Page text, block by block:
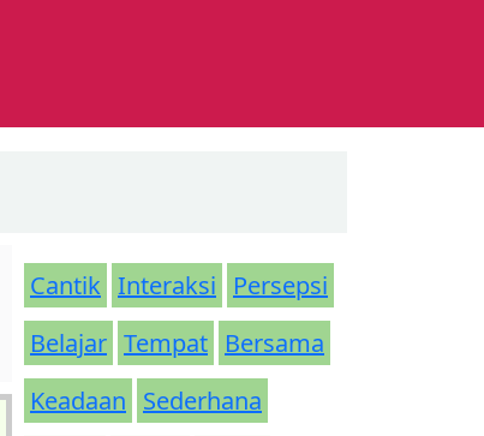
Cantik Interaksi
Persepsi
Belajar Tempat Bersama
Keadaan Sederhana